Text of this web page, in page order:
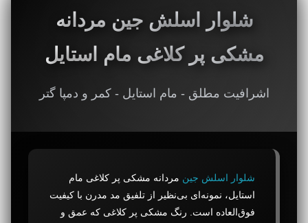
شلوار اسلش جین مردانه
مشکی پر کلاغی مام استایل
اشرافیت مطلق - مام استایل - کمر و دمپا گتر
شلوار اسلش جین مردانه مشکی پر کلاغی مام
استایل، نمونه‌ای بی‌نظیر از تلفیق مد مدرن با کیفیت
فوق‌العاده است. رنگ مشکی پر کلاغی که عمق و